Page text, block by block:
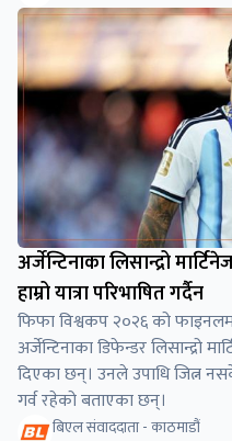
अर्जेन्टिनाका लिसान्द्रो
हाम्रो यात्रा परिभाषित गर्दैन
फिफा विश्वकप २०२६ को
अर्जेन्टिनाका डिफेन्डर लिसान्द्रो
दिएका छन्। उनले उपाधि जित्न
गर्व रहेको बताएका छन्।
बिएल संवाददाता - काठमाडौं